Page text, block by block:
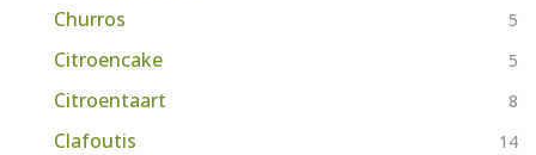
Churros 5
Citroencake 5
Citroentaart 8
Clafoutis 14